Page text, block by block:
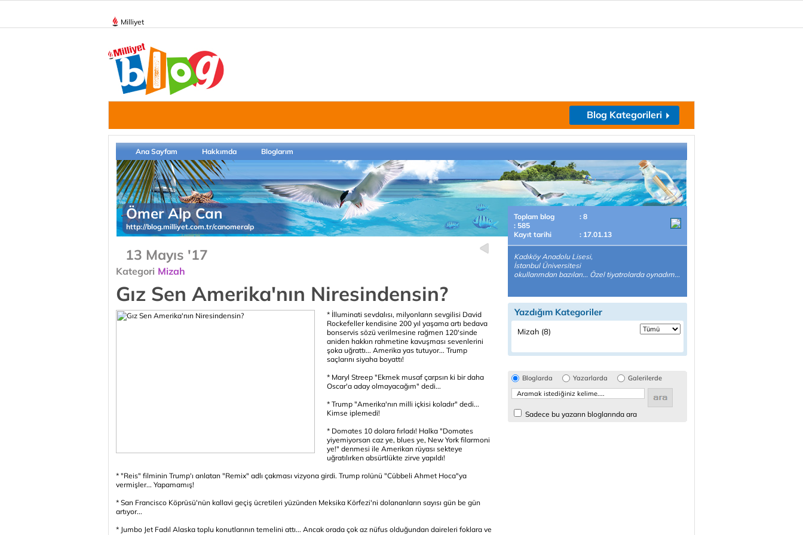
Milliyet
Blog Kategorileri
Ana Sayfam Hakkımda Bloglarım
Ömer Alp Can
http://blog.milliyet.com.tr/canomeralp
13 Mayıs '17
Kategori Mizah
Gız Sen Amerika'nın Niresindensin?
* İlluminati sevdalısı, milyonların sevgilisi David
Rockefeller kendisine 200 yıl yaşama artı bedava
bonservis sözü verilmesine rağmen 120'sinde
aniden hakkın rahmetine kavuşması sevenlerini
şoka uğrattı... Amerika yas tutuyor... Trump
saçlarını siyaha boyattı!
* Maryl Streep "Ekmek musaf çarpsın ki bir daha
Oscar'a aday olmayacağım" dedi...
* Trump "Amerika'nın milli içkisi koladır" dedi...
Kimse iplemedi!
* Domates 10 dolara fırladı! Halka "Domates
yiyemiyorsan caz ye, blues ye, New York filarmoni
ye!" denmesi ile Amerikan rüyası sekteye
uğratılırken absürtlükte zirve yapıldı!
* "Reis" filminin Trump'ı anlatan "Remix" adlı çakması vizyona girdi. Trump rolünü "Cübbeli Ahmet Hoca"ya
vermişler... Yapamamış!
* San Francisco Köprüsü'nün kallavi geçiş ücretileri yüzünden Meksika Körfezi'ni dolananların sayısı gün be gün
artıyor...
* Jumbo Jet Fadıl Alaska toplu konutlarının temelini attı... Ancak orada çok az nüfus olduğundan daireleri foklara ve
Toplam blog
: 8
: 585
Kayıt tarihi
: 17.01.13
Kadıköy Anadolu Lisesi,
İstanbul Üniversitesi
okullarımdan bazıları... Özel tiyatrolarda oynadım...
Yazdığım Kategoriler
Mizah (8)
Bloglarda Yazarlarda Galerilerde
Sadece bu yazarın bloglarında ara